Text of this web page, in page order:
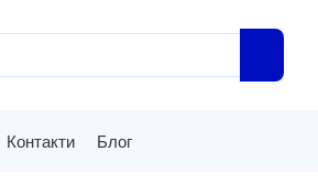
Контакти Блог